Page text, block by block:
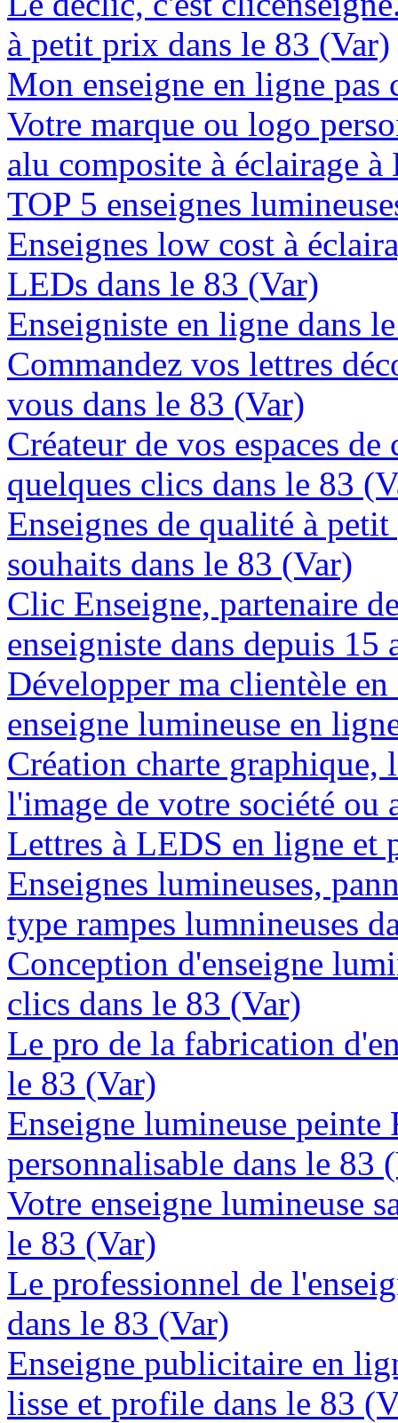
à petit prix dans le 83 (Var)
Mon enseigne en ligne pas
Votre marque ou logo
alu composite à éclairage
TOP 5 enseignes
Enseignes low cost à
LEDs dans le 83 (Var)
Enseigniste en ligne dans
Commandez vos lettres
vous dans le 83 (Var)
Créateur de vos espaces
quelques clics dans le 83
Enseignes de qualité à
souhaits dans le 83 (Var)
Clic Enseigne, partenaire
enseigniste dans depuis 15
Développer ma clientèle
enseigne lumineuse en
Création charte graphique,
l'image de votre société ou
Lettres à LEDS en ligne et
Enseignes lumineuses,
type rampes lumnineuses
Conception d'enseigne
clics dans le 83 (Var)
Le pro de la fabrication
le 83 (Var)
Enseigne lumineuse
personnalisable dans le 83
Votre enseigne lumineuse
le 83 (Var)
Le professionnel de
dans le 83 (Var)
Enseigne publicitaire en
lisse et profile dans le 83